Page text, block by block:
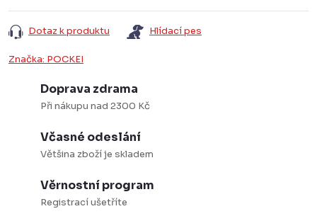
Dotaz k produktu Hlídací pes
Značka: POCKEI
Doprava zdrama
Při nákupu nad 2300 Kč
Včasné odeslání
Většina zboží je skladem
Věrnostní program
Registrací ušetříte